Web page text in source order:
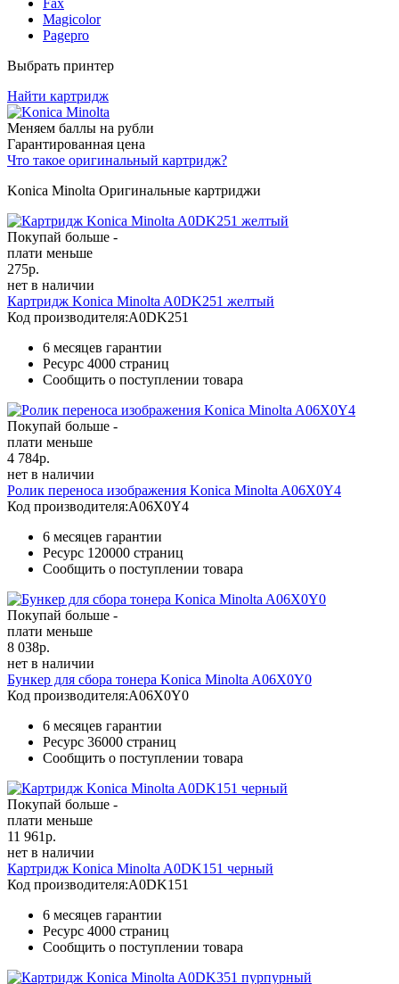
Magicolor
Pagepro
Выбрать принтер
Найти картридж
Меняем баллы на рубли
Гарантированная цена
Что такое оригинальный картридж?
Konica Minolta Оригинальные картриджи
Покупай больше -
плати меньше
275р.
нет в наличии
Картридж Konica Minolta A0DK251 желтый
Код производителя:A0DK251
6 месяцев гарантии
Ресурс 4000 страниц
Сообщить о поступлении товара
Покупай больше -
плати меньше
4 784р.
нет в наличии
Ролик переноса изображения Konica Minolta A06X0Y4
Код производителя:A06X0Y4
6 месяцев гарантии
Ресурс 120000 страниц
Сообщить о поступлении товара
Покупай больше -
плати меньше
8 038р.
нет в наличии
Бункер для сбора тонера Konica Minolta A06X0Y0
Код производителя:A06X0Y0
6 месяцев гарантии
Ресурс 36000 страниц
Сообщить о поступлении товара
Покупай больше -
плати меньше
11 961р.
нет в наличии
Картридж Konica Minolta A0DK151 черный
Код производителя:A0DK151
6 месяцев гарантии
Ресурс 4000 страниц
Сообщить о поступлении товара